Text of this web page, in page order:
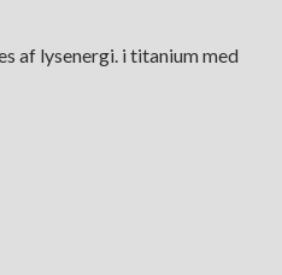
af lysenergi. i titanium med